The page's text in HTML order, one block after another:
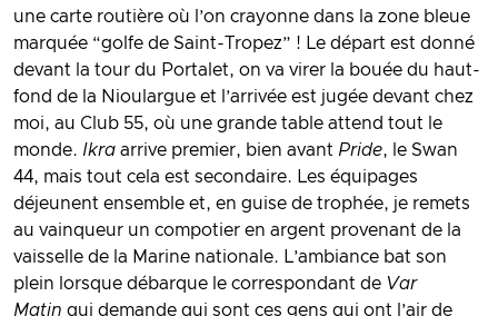
une carte routière où l’on crayonne dans la zone bleue
marquée “golfe de Saint-Tropez” ! Le départ est donné
devant la tour du Portalet, on va virer la bouée du haut-
fond de la Nioulargue et l’arrivée est jugée devant chez
moi, au Club 55, où une grande table attend tout le
monde. Ikra arrive premier, bien avant Pride, le Swan
44, mais tout cela est secondaire. Les équipages
déjeunent ensemble et, en guise de trophée, je remets
au vainqueur un compotier en argent provenant de la
vaisselle de la Marine nationale. L’ambiance bat son
plein lorsque débarque le correspondant de Var
Matin qui demande qui sont ces gens qui ont l’air de